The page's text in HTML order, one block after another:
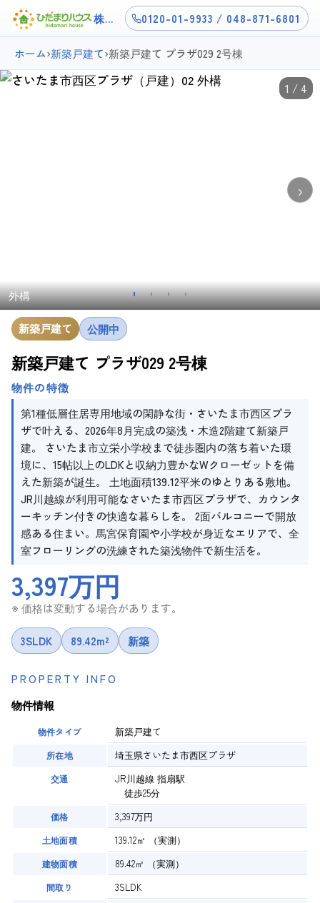
株式会社ひだまりハウス上尾店 0120-01-9933 / 048-871-6801
ホーム›新築戸建て›新築戸建て プラザ029 2号棟
外構
›
1 / 4
新築戸建て 公開中
新築戸建て プラザ029 2号棟
物件の特徴
第1種低層住居専用地域の閑静な街・さいたま市西区プラ
ザで叶える、2026年8月完成の築浅・木造2階建て新築戸
建。 さいたま市立栄小学校まで徒歩圏内の落ち着いた環
境に、15帖以上のLDKと収納力豊かなWクローゼットを備
えた新築が誕生。 土地面積139.12平米のゆとりある敷地。
JR川越線が利用可能なさいたま市西区プラザで、カウンタ
ーキッチン付きの快適な暮らしを。 2面バルコニーで開放
感ある住まい。馬宮保育園や小学校が身近なエリアで、全
室フローリングの洗練された築浅物件で新生活を。
3,397万円
※ 価格は変動する場合があります。
3SLDK 89.42m² 新築
PROPERTY INFO
物件情報
物件タイプ 新築戸建て
所在地 埼玉県さいたま市西区プラザ
交通
JR川越線 指扇駅
徒歩25分
価格 3,397万円
土地面積 139.12㎡ （実測）
建物面積 89.42㎡ （実測）
間取り 3SLDK